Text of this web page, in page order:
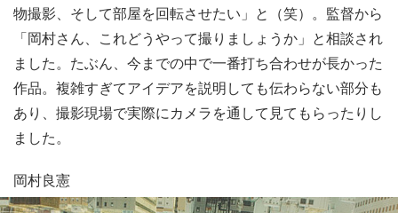
物撮影、そして部屋を回転させたい」と（笑）。監督から
「岡村さん、これどうやって撮りましょうか」と相談され
ました。たぶん、今までの中で一番打ち合わせが長かった
作品。複雑すぎてアイデアを説明しても伝わらない部分も
あり、撮影現場で実際にカメラを通して見てもらったりし
ました。
岡村良憲